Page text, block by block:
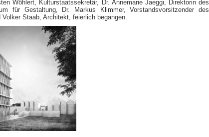
Wöhlert, Kulturstaatssekretär, Dr. Annemarie Jaeggi, Direktorin des
für Gestaltung, Dr. Markus Klimmer, Vorstandsvorsitzender des
Staab, Architekt, feierlich begangen.